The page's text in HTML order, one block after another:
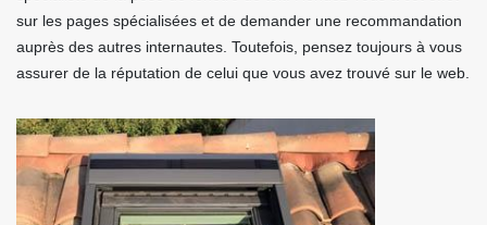
sur les pages spécialisées et de demander une recommandation
auprès des autres internautes. Toutefois, pensez toujours à vous
assurer de la réputation de celui que vous avez trouvé sur le web.